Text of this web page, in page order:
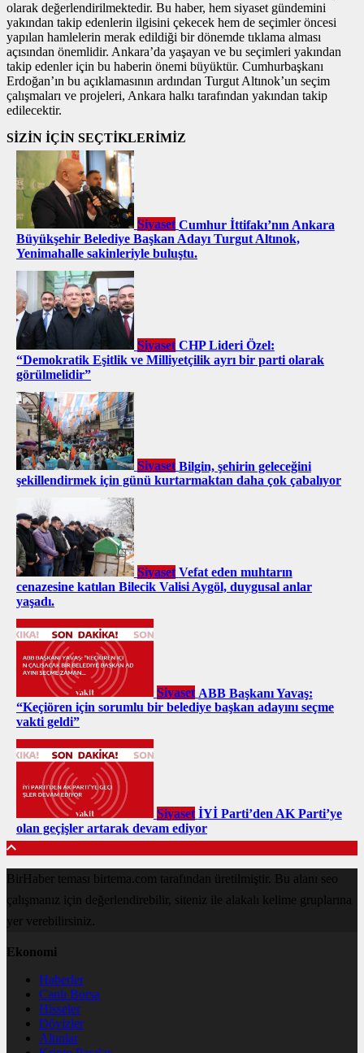
olarak değerlendirilmektedir. Bu haber, hem siyaset gündemini
yakından takip edenlerin ilgisini çekecek hem de seçimler öncesi
yapılan hamlelerin merak edildiği bir dönemde tıklama alması
açısından önemlidir. Ankara’da yaşayan ve bu seçimleri yakından
takip edenler için bu haberin önemi büyüktür. Cumhurbaşkanı
Erdoğan’ın bu açıklamasının ardından Turgut Altınok’un seçim
çalışmaları ve projeleri, Ankara halkı tarafından yakından takip
edilecektir.
SİZİN İÇİN SEÇTİKLERİMİZ
Siyaset Cumhur İttifakı’nın Ankara
Büyükşehir Belediye Başkan Adayı Turgut Altınok,
Yenimahalle sakinleriyle buluştu.
Siyaset CHP Lideri Özel:
“Demokratik Eşitlik ve Milliyetçilik ayrı bir parti olarak
görülmelidir”
Siyaset Bilgin, şehirin geleceğini
şekillendirmek için günü kurtarmaktan daha çok çabalıyor
Siyaset Vefat eden muhtarın
cenazesine katılan Bilecik Valisi Aygöl, duygusal anlar
yaşadı.
Siyaset ABB Başkanı Yavaş:
“Keçiören için sorumlu bir belediye başkan adayını seçme
vakti geldi”
Siyaset İYİ Parti’den AK Parti’ye
olan geçişler artarak devam ediyor
BirHaber teması birtema.com tarafından üretilmiştir. Bu alanı seo
çalışmanız için değerlendirebilir, siteniz ile alakalı kelime gruplarına
yer verebilirsiniz.
Ekonomi
Haberler
Canlı Borsa
Hisseler
Dövizler
Altınlar